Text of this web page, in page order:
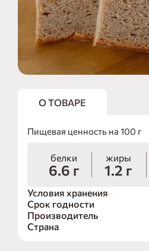
О ТОВАРЕ
Пищевая ценность на 100 г
белки
6.6 г
жиры
1.2 г
Условия хранения
Срок годности
Производитель
Страна